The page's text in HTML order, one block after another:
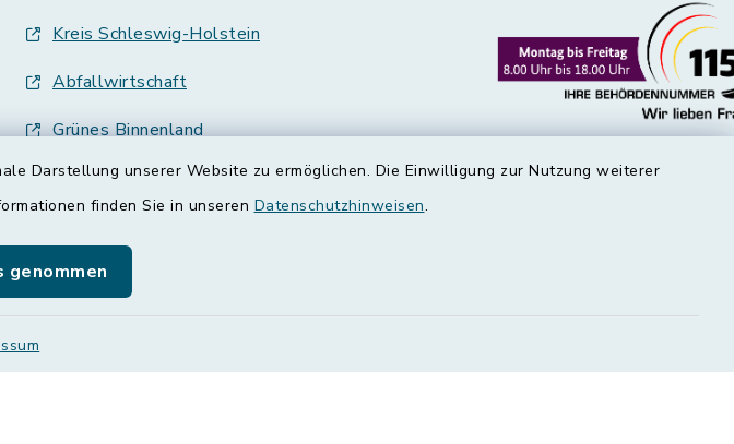
Darstellung unserer Website zu ermöglichen. Die Einwilligung zur Nutzung weiterer
finden Sie in unseren Datenschutzhinweisen.
genommen
Kreis Schleswig-Holstein
Abfallwirtschaft
Grünes Binnenland
Treenespiegel
ETS